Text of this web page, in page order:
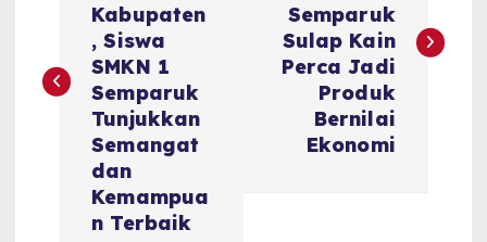
t
Kabupaten
, Siswa
SMKN 1
Semparuk
Tunjukkan
Semangat
dan
Kemampua
n Terbaik
Semparuk
Sulap Kain
Perca Jadi
Produk
Bernilai
Ekonomi